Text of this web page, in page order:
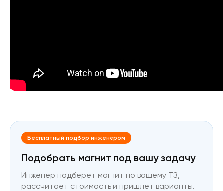
Бесплатный подбор инженером
Подобрать магнит под вашу задачу
Инженер подберёт магнит по вашему ТЗ,
рассчитает стоимость и пришлёт варианты.